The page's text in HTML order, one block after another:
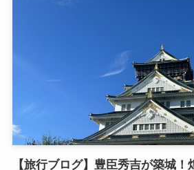
【旅行ブログ】豊臣秀吉が築城！